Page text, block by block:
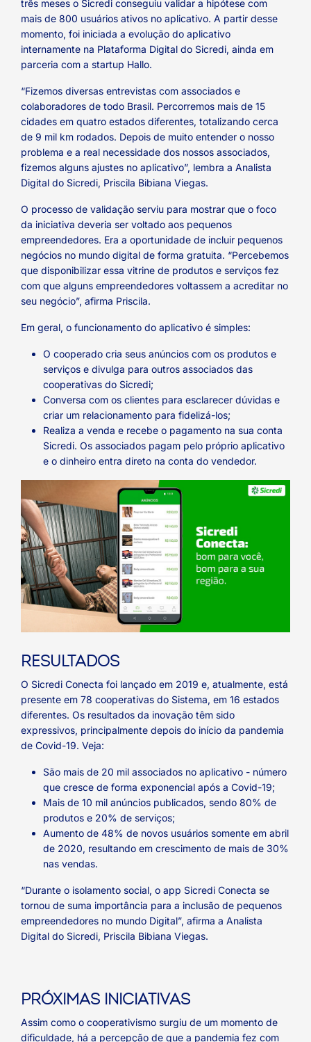
três meses o Sicredi conseguiu validar a hipótese com
mais de 800 usuários ativos no aplicativo. A partir desse
momento, foi iniciada a evolução do aplicativo
internamente na Plataforma Digital do Sicredi, ainda em
parceria com a startup Hallo.
“Fizemos diversas entrevistas com associados e
colaboradores de todo Brasil. Percorremos mais de 15
cidades em quatro estados diferentes, totalizando cerca
de 9 mil km rodados. Depois de muito entender o nosso
problema e a real necessidade dos nossos associados,
fizemos alguns ajustes no aplicativo”, lembra a Analista
Digital do Sicredi, Priscila Bibiana Viegas.
O processo de validação serviu para mostrar que o foco
da iniciativa deveria ser voltado aos pequenos
empreendedores. Era a oportunidade de incluir pequenos
negócios no mundo digital de forma gratuita. “Percebemos
que disponibilizar essa vitrine de produtos e serviços fez
com que alguns empreendedores voltassem a acreditar no
seu negócio”, afirma Priscila.
Em geral, o funcionamento do aplicativo é simples:
O cooperado cria seus anúncios com os produtos e
serviços e divulga para outros associados das
cooperativas do Sicredi;
Conversa com os clientes para esclarecer dúvidas e
criar um relacionamento para fidelizá-los;
Realiza a venda e recebe o pagamento na sua conta
Sicredi. Os associados pagam pelo próprio aplicativo
e o dinheiro entra direto na conta do vendedor.
RESULTADOS
O Sicredi Conecta foi lançado em 2019 e, atualmente, está
presente em 78 cooperativas do Sistema, em 16 estados
diferentes. Os resultados da inovação têm sido
expressivos, principalmente depois do início da pandemia
de Covid-19. Veja:
São mais de 20 mil associados no aplicativo - número
que cresce de forma exponencial após a Covid-19;
Mais de 10 mil anúncios publicados, sendo 80% de
produtos e 20% de serviços;
Aumento de 48% de novos usuários somente em abril
de 2020, resultando em crescimento de mais de 30%
nas vendas.
“Durante o isolamento social, o app Sicredi Conecta se
tornou de suma importância para a inclusão de pequenos
empreendedores no mundo Digital”, afirma a Analista
Digital do Sicredi, Priscila Bibiana Viegas.
PRÓXIMAS INICIATIVAS
Assim como o cooperativismo surgiu de um momento de
dificuldade, há a percepção de que a pandemia fez com